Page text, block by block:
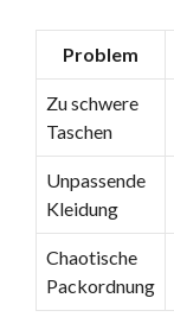
Problem
Zu schwere
Taschen
Unpassende
Kleidung
Chaotische
Packordnung